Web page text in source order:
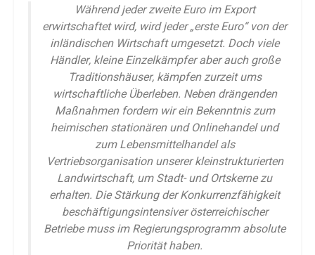
Während jeder zweite Euro im Export
erwirtschaftet wird, wird jeder „erste Euro“ von der
inländischen Wirtschaft umgesetzt. Doch viele
Händler, kleine Einzelkämpfer aber auch große
Traditionshäuser, kämpfen zurzeit ums
wirtschaftliche Überleben. Neben drängenden
Maßnahmen fordern wir ein Bekenntnis zum
heimischen stationären und Onlinehandel und
zum Lebensmittelhandel als
Vertriebsorganisation unserer kleinstrukturierten
Landwirtschaft, um Stadt- und Ortskerne zu
erhalten. Die Stärkung der Konkurrenzfähigkeit
beschäftigungsintensiver österreichischer
Betriebe muss im Regierungsprogramm absolute
Priorität haben.